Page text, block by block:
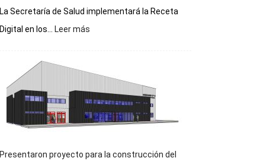
La Secretaría de Salud implementará la Receta
Digital en los...
Leer más
Digital
en
los
hospitales
Presentaron proyecto para la construcción del